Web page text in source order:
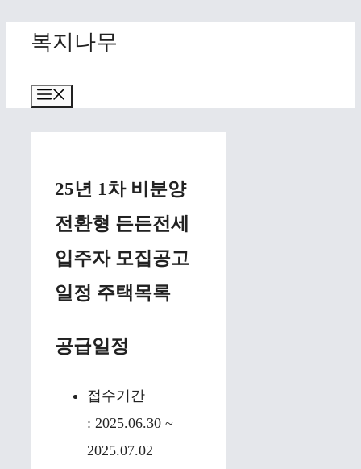
content
복지나무
25년 1차 비분양
전환형 든든전세
입주자 모집공고
일정 주택목록
공급일정
접수기간
: 2025.06.30 ~
2025.07.02